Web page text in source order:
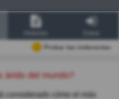
Probar las inderectas
árido del mundo?
considerado cómo el más